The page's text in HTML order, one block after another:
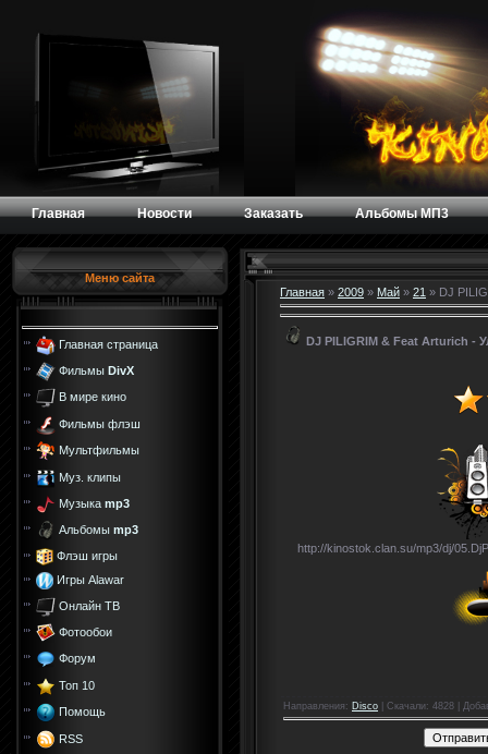
Главная Новости Заказать Альбомы МП3
Меню сайта
Главная страница
Фильмы DivX
В мире кино
Фильмы флэш
Мультфильмы
Муз. клипы
Музыка mp3
Альбомы mp3
Флэш игры
Игры Alawar
Онлайн ТВ
Фотообои
Форум
Топ 10
Помощь
RSS
Главная » 2009 » Май » 21 » DJ
DJ PILIGRIM & Feat Arturich -
http://kinostok.clan.su/mp3/dj/
Направления : Disco Скачали: 4828 |